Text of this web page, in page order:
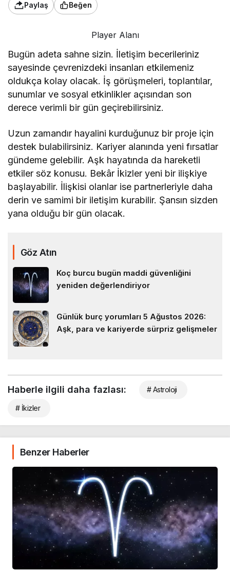
Paylaş Beğen
Player Alanı
Bugün adeta sahne sizin. İletişim becerileriniz
sayesinde çevrenizdeki insanları etkilemeniz
oldukça kolay olacak. İş görüşmeleri, toplantılar,
sunumlar ve sosyal etkinlikler açısından son
derece verimli bir gün geçirebilirsiniz.
Uzun zamandır hayalini kurduğunuz bir proje için
destek bulabilirsiniz. Kariyer alanında yeni fırsatlar
gündeme gelebilir. Aşk hayatında da hareketli
etkiler söz konusu. Bekâr İkizler yeni bir ilişkiye
başlayabilir. İlişkisi olanlar ise partnerleriyle daha
derin ve samimi bir iletişim kurabilir. Şansın sizden
yana olduğu bir gün olacak.
Göz Atın
Koç burcu bugün maddi güvenliğini
yeniden değerlendiriyor
Günlük burç yorumları 5 Ağustos 2026:
Aşk, para ve kariyerde sürpriz gelişmeler
Haberle ilgili daha fazlası: # Astroloji
# İkizler
Benzer Haberler